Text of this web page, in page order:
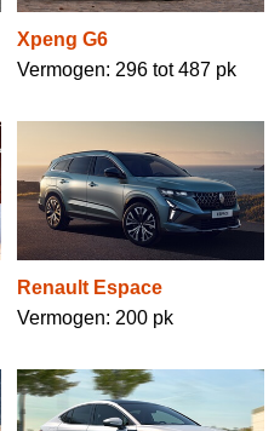
Xpeng G6
Vermogen: 296 tot 487 pk
Renault Espace
Vermogen: 200 pk